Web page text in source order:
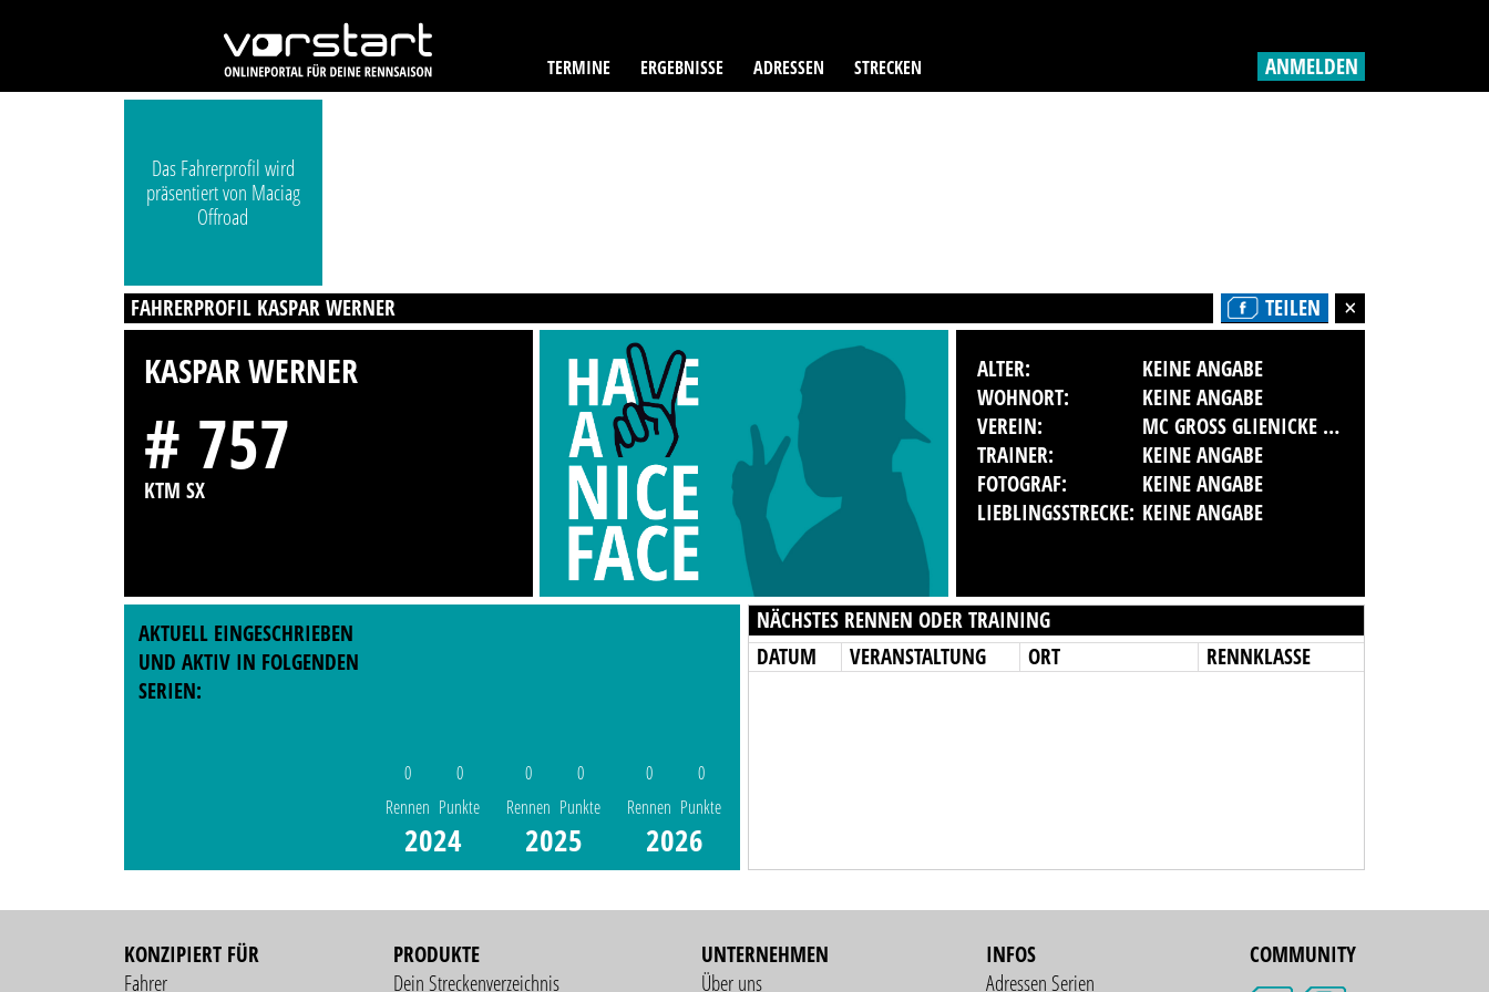
TERMINE ERGEBNISSE ADRESSEN STRECKEN ANMELDEN
Das Fahrerprofil wird
präsentiert von Maciag
Offroad
FAHRERPROFIL KASPAR WERNER TEILEN
KASPAR WERNER
# 757
KTM SX
ALTER:
KEINE ANGABE
WOHNORT:
KEINE ANGABE
VEREIN:
MC GROSS GLIENICKE E.V.
TRAINER:
KEINE ANGABE
FOTOGRAF:
KEINE ANGABE
LIEBLINGSSTRECKE: KEINE ANGABE
AKTUELL EINGESCHRIEBEN
UND AKTIV IN FOLGENDEN
SERIEN:
0
Rennen
0
Punkte
2024
0
Rennen
0
Punkte
2025
0
Rennen
0
Punkte
2026
NÄCHSTES RENNEN ODER TRAINING
DATUM
VERANSTALTUNG ORT RENNKLASSE
KONZIPIERT FÜR
Fahrer
PRODUKTE
Dein Streckenverzeichnis
UNTERNEHMEN
Über uns
INFOS
Adressen Serien
COMMUNITY